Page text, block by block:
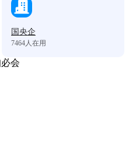
国央企
7464人在用